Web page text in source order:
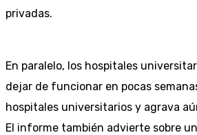
privadas.
En paralelo, los hospitales
dejar de funcionar en pocas
hospitales universitarios y agrava
El informe también advierte sobre